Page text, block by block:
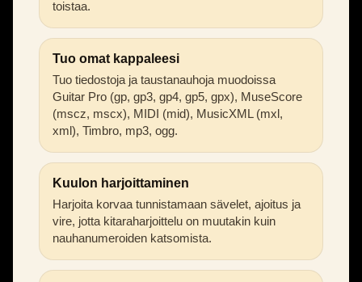
toistaa.
Tuo omat kappaleesi
Tuo tiedostoja ja taustanauhoja muodoissa
Guitar Pro (gp, gp3, gp4, gp5, gpx), MuseScore
(mscz, mscx), MIDI (mid), MusicXML (mxl,
xml), Timbro, mp3, ogg.
Kuulon harjoittaminen
Harjoita korvaa tunnistamaan sävelet, ajoitus ja
vire, jotta kitaraharjoittelu on muutakin kuin
nauhanumeroiden katsomista.